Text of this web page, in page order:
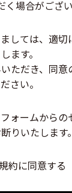
く場合がござい
しては、適切
します。
ただき、同意
ださい。
ォームからの
りいたします。
約に同意する